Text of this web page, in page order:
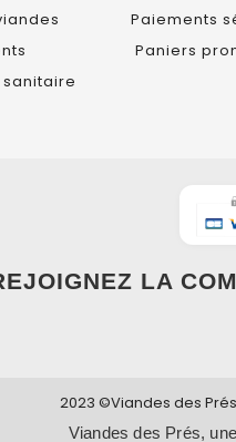
Paiements
Paniers
LA
2023 ©Viandes des
Viandes des Prés,